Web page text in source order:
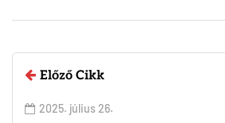
Előző Cikk
2025. július 26.